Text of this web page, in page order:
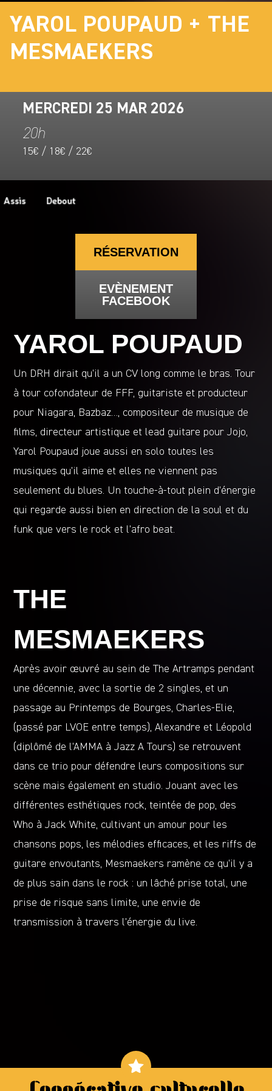
YAROL POUPAUD + THE
MESMAEKERS
MERCREDI 25 MAR 2026
20h
15€ / 18€ / 22€
RÉSERVATION
EVÈNEMENT
FACEBOOK
YAROL POUPAUD
Un DRH dirait qu’il a un CV long comme le bras. Tour
à tour cofondateur de FFF, guitariste et producteur
pour Niagara, Bazbaz…, compositeur de musique de
films, directeur artistique et lead guitare pour Jojo,
Yarol Poupaud joue aussi en solo toutes les
musiques qu’il aime et elles ne viennent pas
seulement du blues. Un touche-à-tout plein d’énergie
qui regarde aussi bien en direction de la soul et du
funk que vers le rock et l’afro beat.
THE
MESMAEKERS
Après avoir œuvré au sein de The Artramps pendant
une décennie, avec la sortie de 2 singles, et un
passage au Printemps de Bourges, Charles-Elie,
(passé par LVOE entre temps), Alexandre et Léopold
(diplômé de l’AMMA à Jazz A Tours) se retrouvent
dans ce trio pour défendre leurs compositions sur
scène mais également en studio. Jouant avec les
différentes esthétiques rock, teintée de pop, des
Who à Jack White, cultivant un amour pour les
chansons pops, les mélodies efficaces, et les riffs de
guitare envoutants, Mesmaekers ramène ce qu’il y a
de plus sain dans le rock : un lâché prise total, une
prise de risque sans limite, une envie de
transmission à travers l’énergie du live.